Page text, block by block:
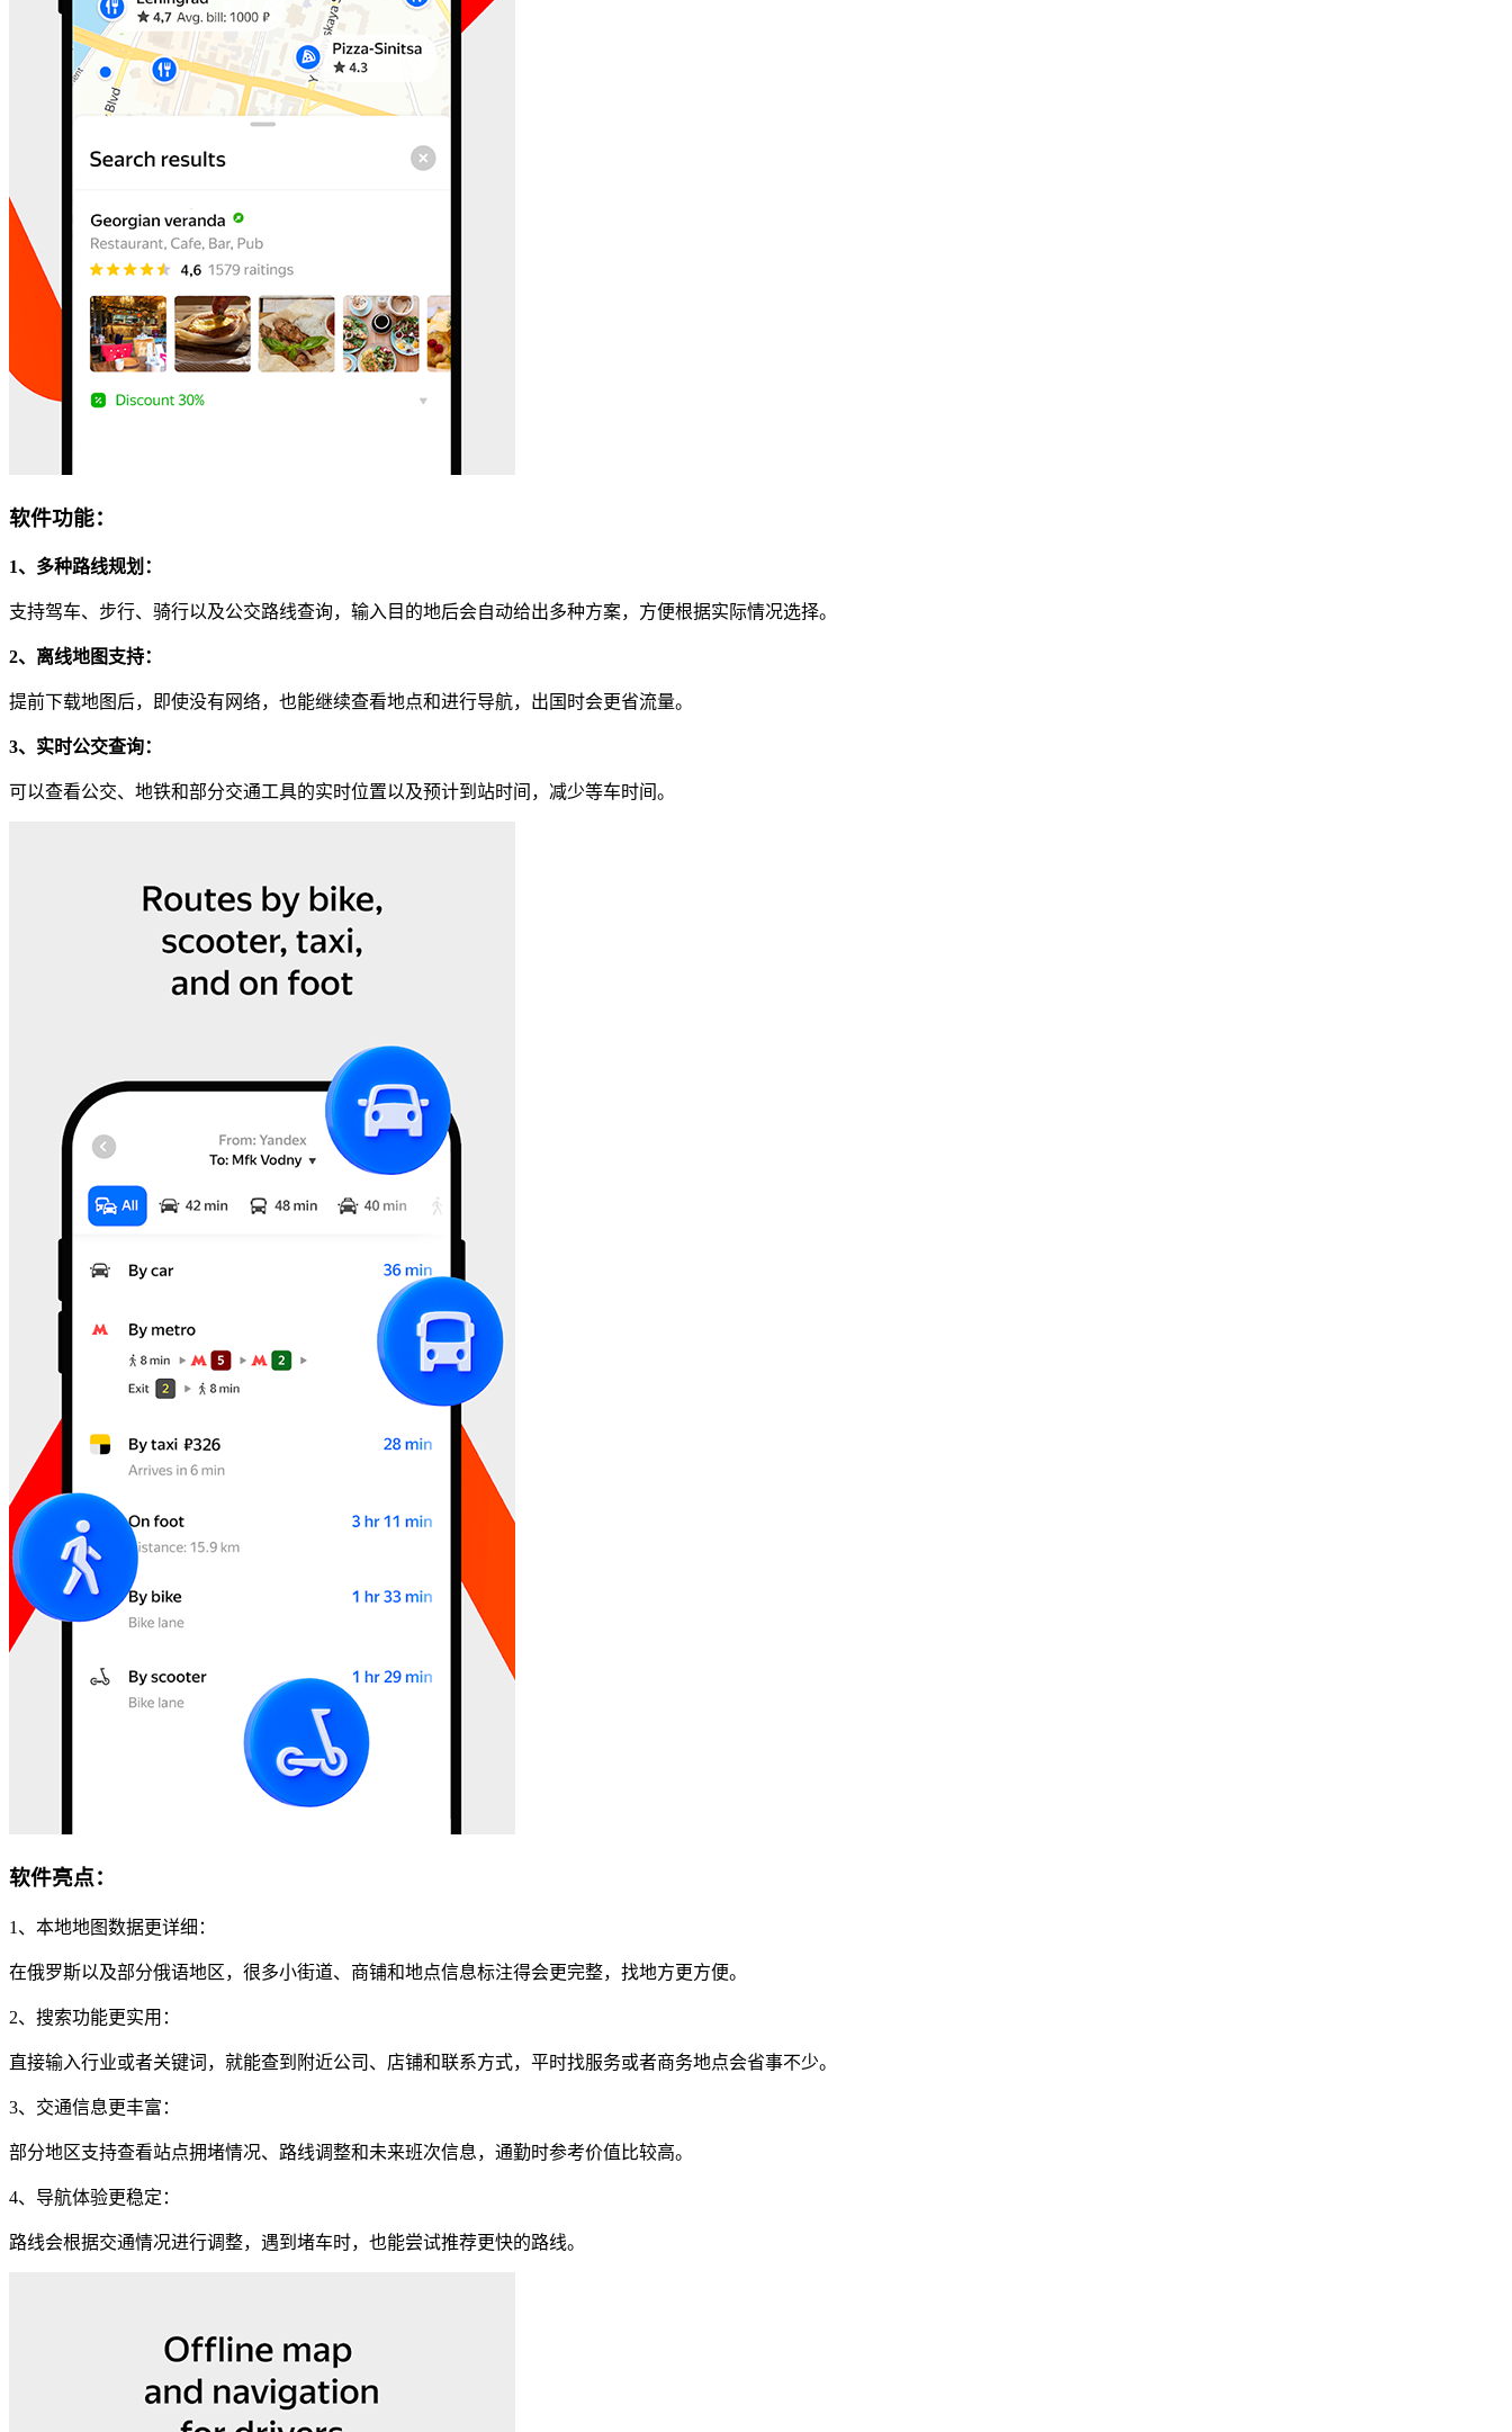
软件功能：
1、多种路线规划：
支持驾车、步行、骑行以及公交路线查询，输入目的地后会自动给出多种方案，方便根据实际情况选择。
2、离线地图支持：
提前下载地图后，即使没有网络，也能继续查看地点和进行导航，出国时会更省流量。
3、实时公交查询：
可以查看公交、地铁和部分交通工具的实时位置以及预计到站时间，减少等车时间。
软件亮点：
1、本地地图数据更详细：
在俄罗斯以及部分俄语地区，很多小街道、商铺和地点信息标注得会更完整，找地方更方便。
2、搜索功能更实用：
直接输入行业或者关键词，就能查到附近公司、店铺和联系方式，平时找服务或者商务地点会省事不少。
3、交通信息更丰富：
部分地区支持查看站点拥堵情况、路线调整和未来班次信息，通勤时参考价值比较高。
4、导航体验更稳定：
路线会根据交通情况进行调整，遇到堵车时，也能尝试推荐更快的路线。